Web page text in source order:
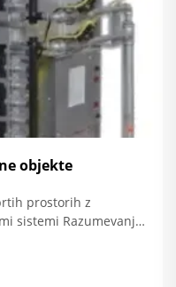
objekte
prostorih z
sistemi Razumevanje
prostorih
glavobol, utrujenost in